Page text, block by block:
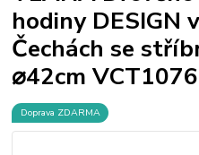
hodiny DESIGN
Čechách se
⌀42cm VCT1076
Doprava ZDARMA